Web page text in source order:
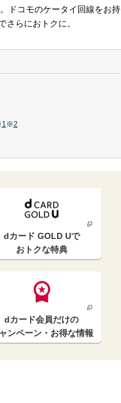
ドコモのケータイ回線をお持
らにおトクに。
1※2
dカード GOLD Uで
おトクな特典
dカード会員だけの
ンペーン・お得な情報